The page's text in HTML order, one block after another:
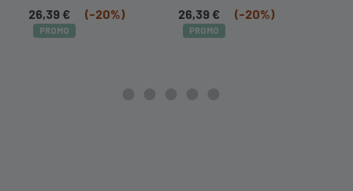
26,39 € (-20%)
PROMO
26,39 € (-20%)
PROMO